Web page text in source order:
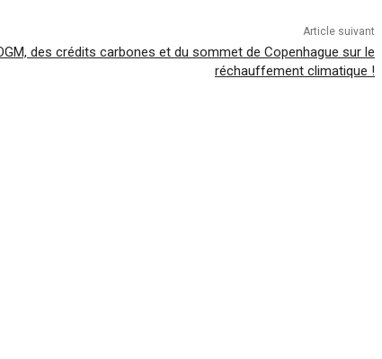
Article suivant
des crédits carbones et du sommet de Copenhague sur le
réchauffement climatique !